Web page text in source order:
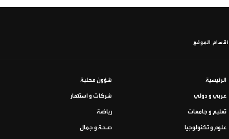
أقسام الموقع
الرئيسية شؤون محلية
عربي و دولي شركات و استثمار
تعليم و جامعات رياضة
علوم و تكنولوجيا صحة و جمال